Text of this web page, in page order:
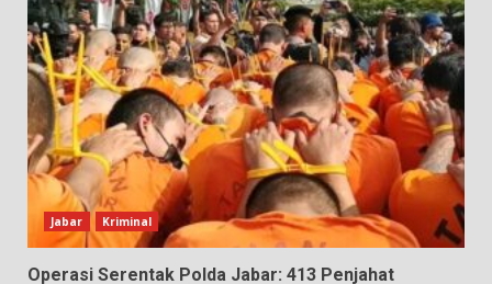
Jabar Kriminal
Operasi Serentak Polda Jabar: 413 Penjahat